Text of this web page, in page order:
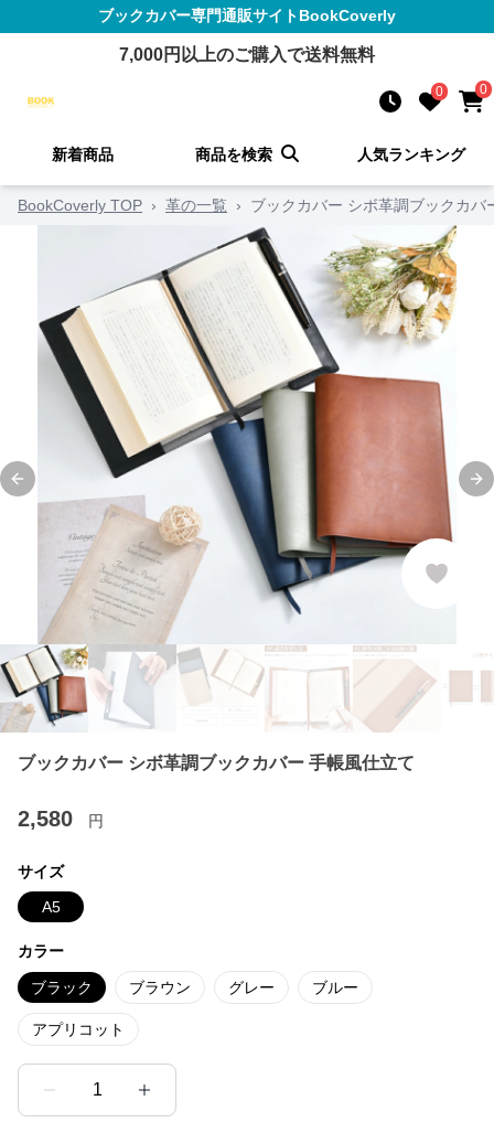
ブックカバー専門通販サイトBookCoverly
7,000円以上のご購入で送料無料
0 0
新着商品 商品を検索 人気ランキング
BookCoverly TOP › 革の一覧 › ブックカバー シボ革調ブックカバ
Previous slide
ブックカバー シボ革調ブックカバー 手帳風仕立て
2,580 円
サイズ
A5
カラー
ブラック ブラウン グレー ブルー
アプリコット
1